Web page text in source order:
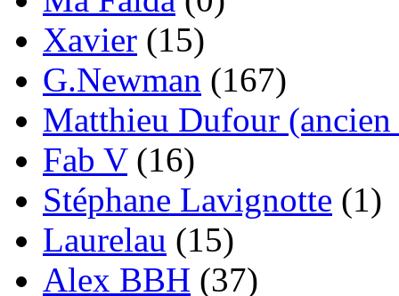
Xavier (15)
G.Newman (167)
Matthieu Dufour (ancien
Fab V(16)
Stéphane Lavignotte (1)
Laurelau (15)
Alex BBH (37)